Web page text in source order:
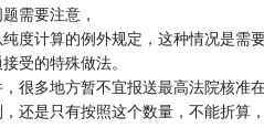
需要注意，
计算的例外规定，这种情况是需
的特殊做法。
多地方暂不宜报送最高法院核准
还是只有按照这个数量，不能折算